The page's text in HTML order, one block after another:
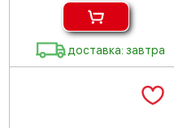
доставка: завтра